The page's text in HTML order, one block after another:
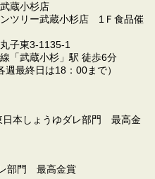
蔵小杉店
ツリー武蔵小杉店 1Ｆ食品催
子東3-1135-1
「武蔵小杉」駅 徒歩6分
最終日は18：00まで）
本しょうゆダレ部門 最高金
部門 最高金賞